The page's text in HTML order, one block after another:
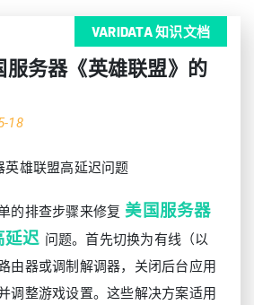
VARIDATA 知识文档
服务器《英雄联盟》的
18
的排查步骤来修复 美国服务器
延迟 问题。首先切换为有线（以
由器或调制解调器，关闭后台应用
调整游戏设置。这些解决方案适用